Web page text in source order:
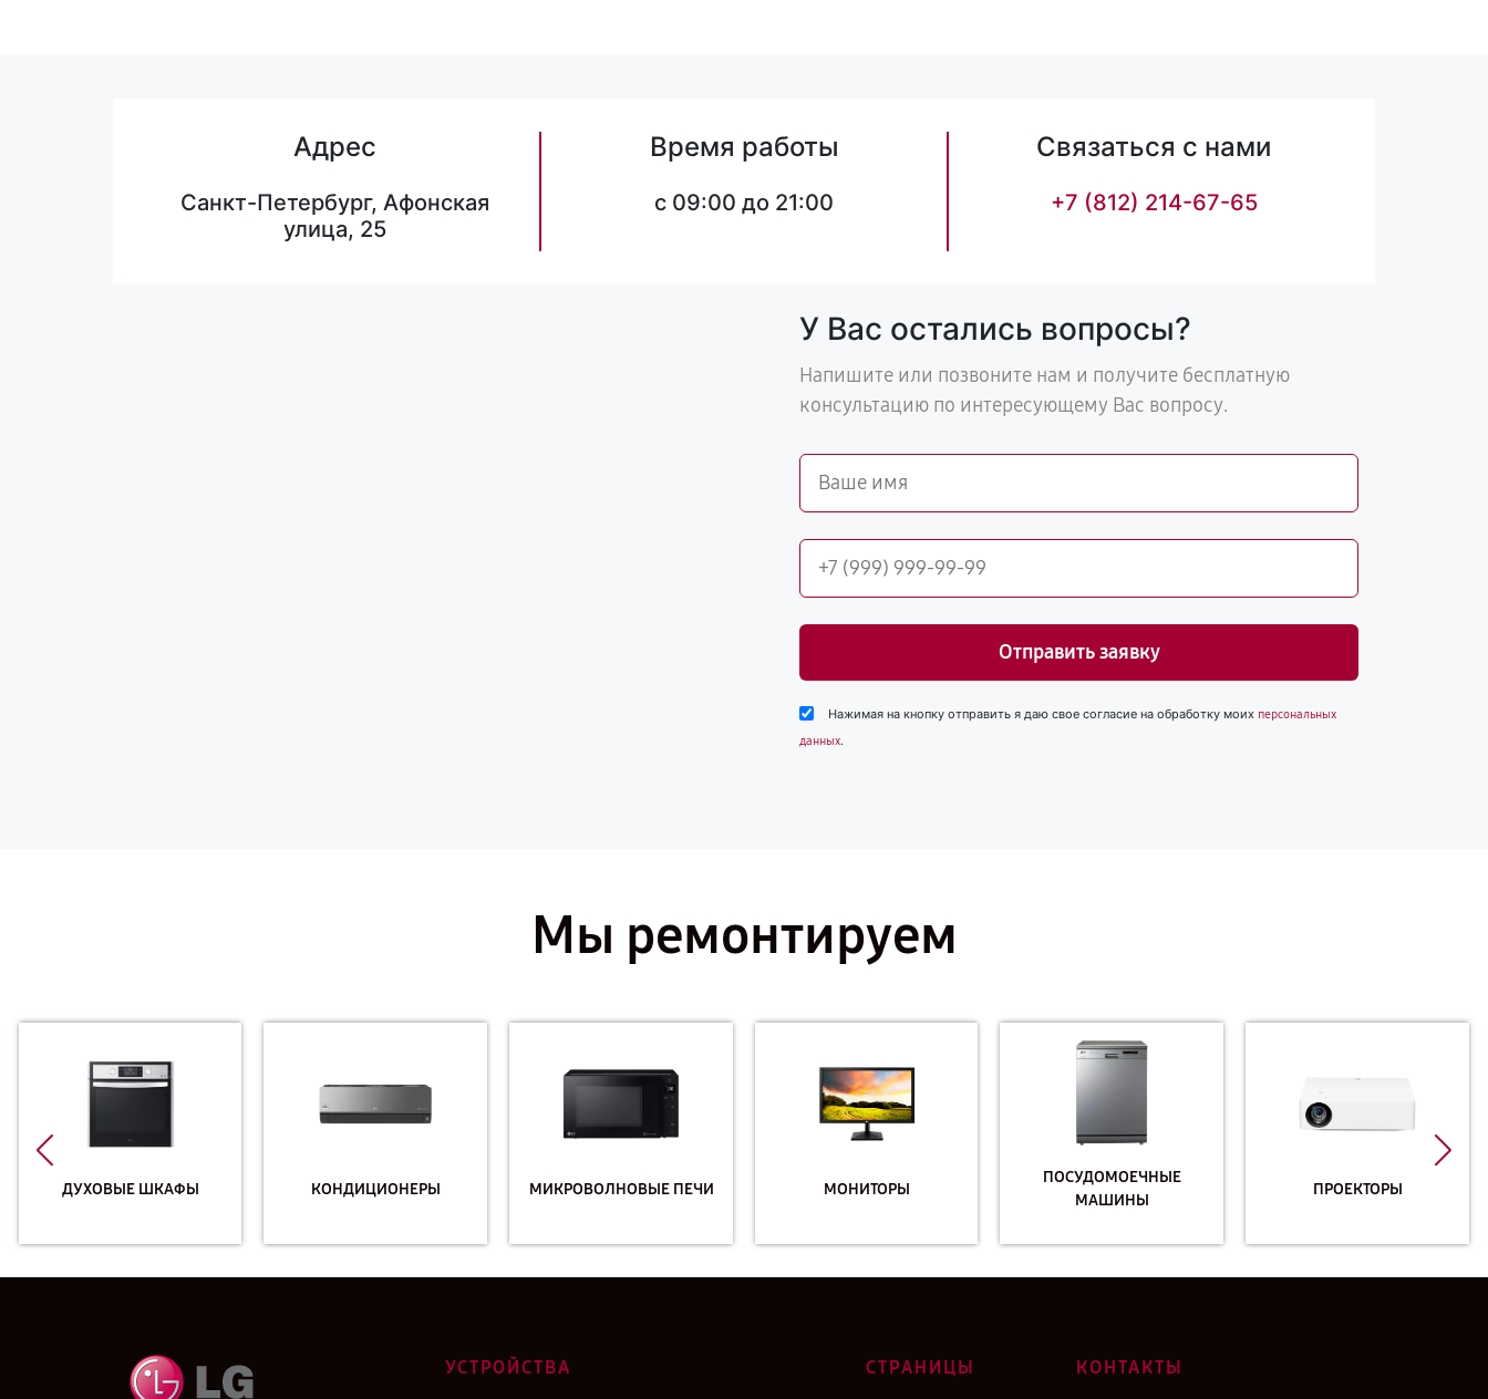
Адрес
Санкт-Петербург, Афонская
улица, 25
Время работы
c 09:00 до 21:00
Связаться с нами
+7 (812) 214-67-65
У Вас остались вопросы?
Напишите или позвоните нам и получите бесплатную
консультацию по интересующему Вас вопросу.
Отправить заявку
Нажимая на кнопку отправить я даю свое согласие на обработку моих персональных
данных.
Мы ремонтируем
ДУХОВЫЕ ШКАФЫ КОНДИЦИОНЕРЫ МИКРОВОЛНОВЫЕ ПЕЧИ МОНИТОРЫ
ПОСУДОМОЕЧНЫЕ
МАШИНЫ
ПРОЕКТОРЫ
УСТРОЙСТВА СТРАНИЦЫ КОНТАКТЫ